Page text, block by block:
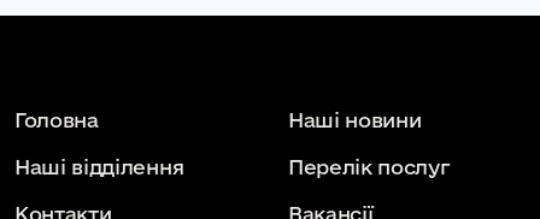
Головна Наші новини
Наші відділення Перелік послуг
Контакти Вакансії